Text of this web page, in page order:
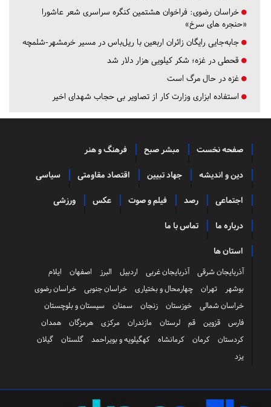
خراسان رضوی: فراخوان هشتمین کنگره سراسری شعر عاشورا
«حنجره های سرخ»
جابه‌جایی رایگان زائران اربعین با ریل‌باس در مسیر خرمشهر-شلمچه
قحطی در غزه؛ شکر کیلویی هزار دلار شد
غزه در حال مرگ است
استفاده ابزاری وزارت کار از تصاویر بی حجاب شهدای اخیر
صفحه نخست مبشر صبح فرهنگ و هنر
دین و اندیشه جهاد تبیین اقتصاد مقاومتی سیاسی
اجتماعی رصد فیلم و صوت عکس ورزشی
درباره ما تماس با ما
استان ها
آذربایجان شرقی آذربایجان غربی اردبیل البرز اصفهان
ایلام
بوشهر
تهران چهارمحال و بختیاری خراسان جنوبی
خراسان رضوی
خراسان شمالی
خوزستان زنجان سمنان
سیستان و بلوچستان
فارس
قزوین قم لرستان مازندران مرکزی هرمزگان
همدان
کردستان
کرمان کرمانشاه کهگیلویه و بویراحمد گلستان
گیلان
یزد